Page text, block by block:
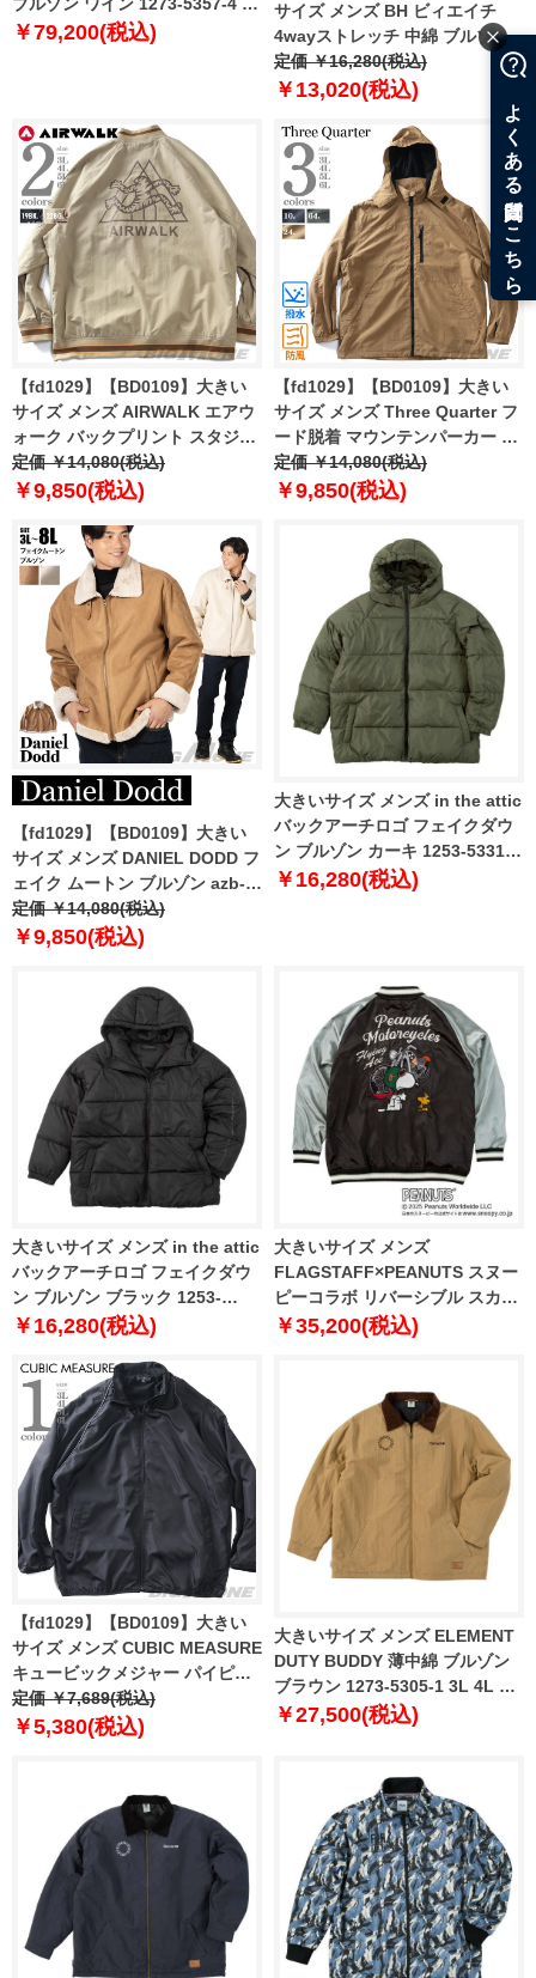
4L 5L 6L
￥79,200(税込)
サイズ メンズ BH ビィエイチ
4wayストレッチ 中綿 ブルゾン
bhb-250501
定価 ￥16,280(税込)
￥13,020(税込)
【fd1029】【BD0109】大きい
サイズ メンズ AIRWALK エアウ
ォーク バックプリント スタジャ
ン スタジアムジャンパー
awm53103az
定価 ￥14,080(税込)
￥9,850(税込)
【fd1029】【BD0109】大きい
サイズ メンズ Three Quarter フ
ード脱着 マウンテンパーカー 防
風 撥水 kmw-53342az
定価 ￥14,080(税込)
￥9,850(税込)
【fd1029】【BD0109】大きい
サイズ メンズ DANIEL DODD フ
ェイク ムートン ブルゾン azb-
250501 【t2503】
定価 ￥14,080(税込)
￥9,850(税込)
大きいサイズ メンズ in the attic
バックアーチロゴ フェイクダウ
ン ブルゾン カーキ 1253-5331-1
3L 4L 5L 6L
￥16,280(税込)
大きいサイズ メンズ in the attic
バックアーチロゴ フェイクダウ
ン ブルゾン ブラック 1253-
5331-2 3L 4L 5L 6L
￥16,280(税込)
大きいサイズ メンズ
FLAGSTAFF×PEANUTS スヌー
ピーコラボ リバーシブル スカジ
ャン ブラック 1273-5346-1 3L
￥35,200(税込)
【fd1029】【BD0109】大きい
サイズ メンズ CUBIC MEASURE
キュービックメジャー パイピン
グ 裏フリース ブルゾン 5401-
714z
定価 ￥7,689(税込)
￥5,380(税込)
大きいサイズ メンズ ELEMENT
DUTY BUDDY 薄中綿 ブルゾン
ブラウン 1273-5305-1 3L 4L 5L
6L
￥27,500(税込)